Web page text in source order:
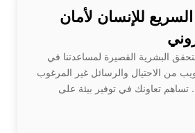
للإنسان لأمان
البشرية القصيرة لمساعدتنا في
من الاحتيال والرسائل غير المرغوب
تساهم تعاونك في توفير بيئة على